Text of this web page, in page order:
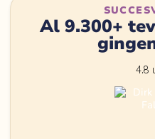
Al 9.300+
4.8